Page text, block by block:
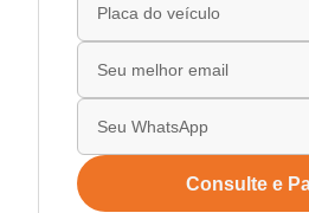
Consulte e